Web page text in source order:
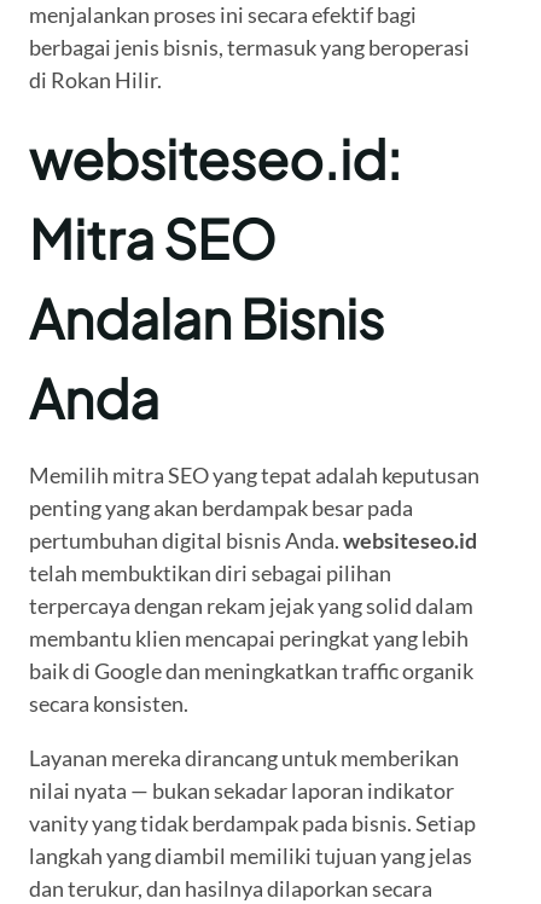
menjalankan proses ini secara efektif bagi
berbagai jenis bisnis, termasuk yang beroperasi
di Rokan Hilir.
websiteseo.id:
Mitra SEO
Andalan Bisnis
Anda
Memilih mitra SEO yang tepat adalah keputusan
penting yang akan berdampak besar pada
pertumbuhan digital bisnis Anda.websiteseo.id
telah membuktikan diri sebagai pilihan
terpercaya dengan rekam jejak yang solid dalam
membantu klien mencapai peringkat yang lebih
baik di Google dan meningkatkan traffic organik
secara konsisten.
Layanan mereka dirancang untuk memberikan
nilai nyata — bukan sekadar laporan indikator
vanity yang tidak berdampak pada bisnis. Setiap
langkah yang diambil memiliki tujuan yang jelas
dan terukur, dan hasilnya dilaporkan secara